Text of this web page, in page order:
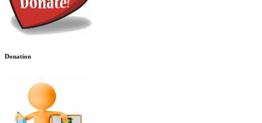
Donation